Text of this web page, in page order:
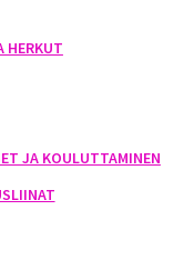
HERKUT
JA KOULUTTAMINEN